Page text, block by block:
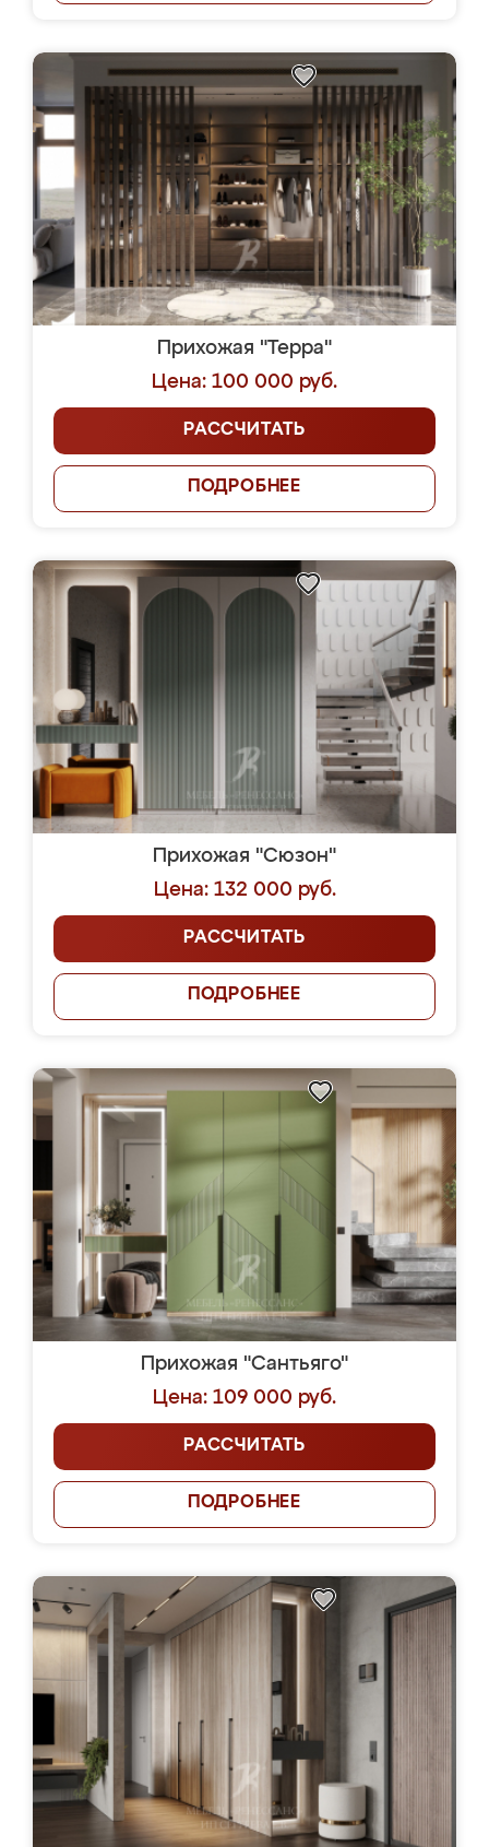
Прихожая "Терра"
Цена: 100 000 руб.
РАССЧИТАТЬ
ПОДРОБНЕЕ
Прихожая "Сюзон"
Цена: 132 000 руб.
РАССЧИТАТЬ
ПОДРОБНЕЕ
Прихожая "Сантьяго"
Цена: 109 000 руб.
РАССЧИТАТЬ
ПОДРОБНЕЕ